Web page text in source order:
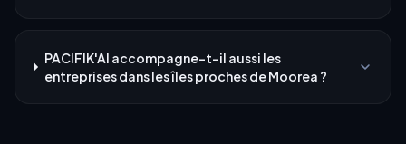
PACIFIK'AI accompagne-t-il aussi les
entreprises dans les îles proches de Moorea ?